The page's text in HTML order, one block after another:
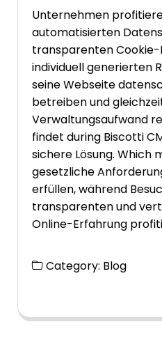
Unternehmen
automatisierten
transparenten Cookie-
individuell generierten
seine Webseite
betreiben und
Verwaltungsaufwand
findet during Biscotti
sichere Lösung. Which
gesetzliche
erfüllen, während
transparenten und
Online-Erfahrung
Category: Blog